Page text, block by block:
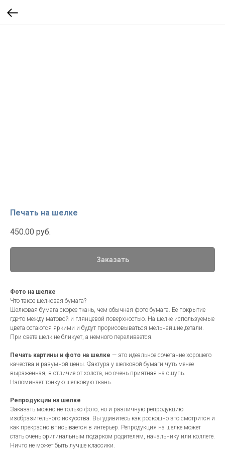
Печать на шелке
450.00 руб.
Заказать
Фото на шелке
Что такое шелковая бумага?
Шелковая бумага скорее ткань, чем обычная фото бумага. Ее покрытие
где-то между матовой и глянцевой поверхностью. На шелке используемые
цвета остаются яркими и будут прорисовываться мельчайшие детали.
При свете шелк не бликует, а немного переливается.
Печать картины и фото на шелке — это идеальное сочетание хорошего
качества и разумной цены. Фактура у шелковой бумаги чуть менее
выраженная, в отличие от холста, но очень приятная на ощупь.
Напоминает тонкую шелковую ткань.
Репродукции на шелке
Заказать можно не только фото, но и различную репродукцию
изобразительного искусства. Вы удивитесь как роскошно это смотрится и
как прекрасно вписывается в интерьер. Репродукция на шелке может
стать очень оригинальным подарком родителям, начальнику или коллеге.
Ничто не может быть лучше классики.